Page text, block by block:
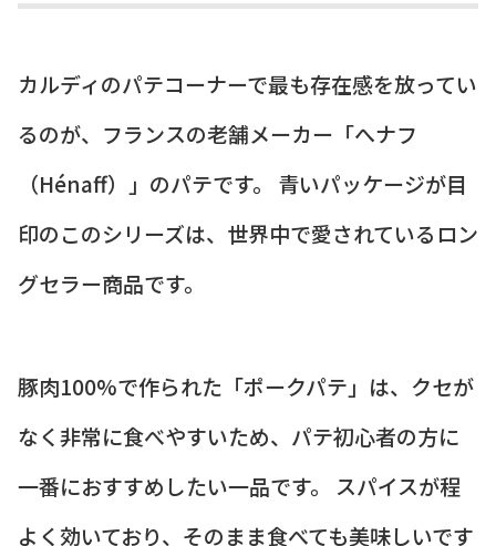
カルディのパテコーナーで最も存在感を放ってい
るのが、フランスの老舗メーカー「へナフ
（Hénaff）」のパテです。 青いパッケージが目
印のこのシリーズは、世界中で愛されているロン
グセラー商品です。
豚肉100%で作られた「ポークパテ」は、クセが
なく非常に食べやすいため、パテ初心者の方に
一番におすすめしたい一品です。 スパイスが程
よく効いており、そのまま食べても美味しいです